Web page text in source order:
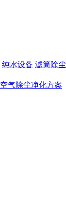
纯水设备 滤筒除
空气除尘净化方案